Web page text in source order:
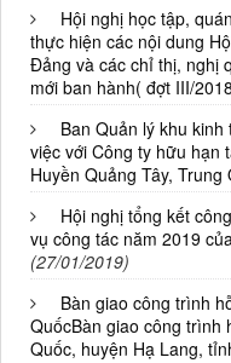
Hội nghị học tập,
thực hiện các nội dung
Đảng và các chỉ thị, nghị
mới ban hành( đợt III/
Ban Quản lý khu
việc với Công ty hữu hạn
Huyền Quảng Tây, Trung
Hội nghị tổng kết
vụ công tác năm 2019
(27/01/2019)
Bàn giao công trình
QuốcBàn giao công trình
Quốc, huyện Hạ Lang,